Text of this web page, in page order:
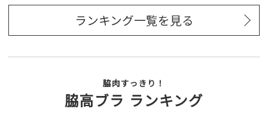
ランキング一覧を見る
脇肉すっきり！
脇高ブラ ランキング